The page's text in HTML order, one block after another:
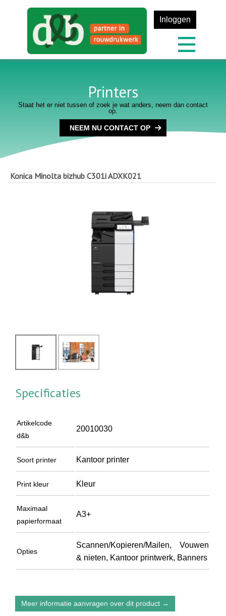
Inloggen
Printers
Staat het er niet tussen of zoek je wat anders, neem dan contact
op.
NEEM NU CONTACT OP
Konica Minolta bizhub C301iADXK021
Specificaties
Artikelcode
d&b
20010030
Soort printer Kantoor printer
Print kleur Kleur
Maximaal
papierformaat
A3+
Opties
Scannen/Kopieren/Mailen, Vouwen
& nieten, Kantoor printwerk, Banners
Meer informatie aanvragen over dit product →